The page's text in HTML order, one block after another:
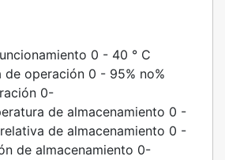
0 - 40 ° C
de operación 0 - 95% no%
0-
de almacenamiento 0 -
de almacenamiento 0 -
de almacenamiento 0-